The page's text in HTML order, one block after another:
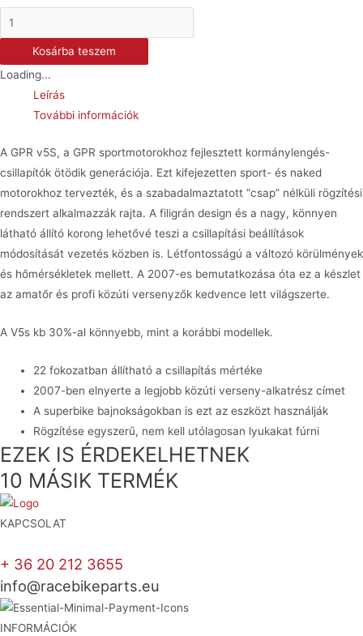
GPR
V5s
kormánylengés-
csillapító
mennyiség
Kosárba teszem
Loading...
Leírás
További információk
A GPR v5S, a GPR sportmotorokhoz fejlesztett kormánylengés-
csillapítók ötödik generációja. Ezt kifejezetten sport- és naked
motorokhoz tervezték, és a szabadalmaztatott “csap” nélküli rögzítési
rendszert alkalmazzák rajta. A filigrán design és a nagy, könnyen
látható állító korong lehetővé teszi a csillapítási beállítások
módosítását vezetés közben is. Létfontosságú a változó körülmények
és hőmérsékletek mellett. A 2007-es bemutatkozása óta ez a készlet
az amatőr és profi közúti versenyzők kedvence lett világszerte.
A V5s kb 30%-al könnyebb, mint a korábbi modellek.
22 fokozatban állítható a csillapítás mértéke
2007-ben elnyerte a legjobb közúti verseny-alkatrész címet
A superbike bajnokságokban is ezt az eszközt használják
Rögzítése egyszerű, nem kell utólagosan lyukakat fúrni
EZEK IS ÉRDEKELHETNEK
10 MÁSIK TERMÉK
KAPCSOLAT
+ 36 20 212 3655
info@racebikeparts.eu
INFORMÁCIÓK